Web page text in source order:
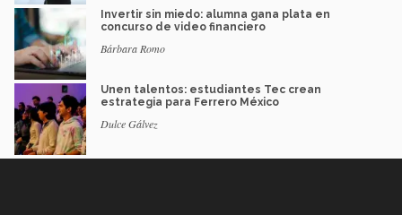
Invertir sin miedo: alumna gana plata en
concurso de video financiero
Bárbara Romo
Unen talentos: estudiantes Tec crean
estrategia para Ferrero México
Dulce Gálvez